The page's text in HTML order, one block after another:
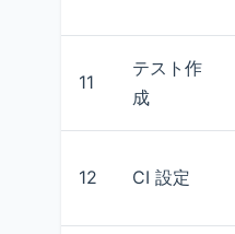
11
テスト作
成
12 CI 設定